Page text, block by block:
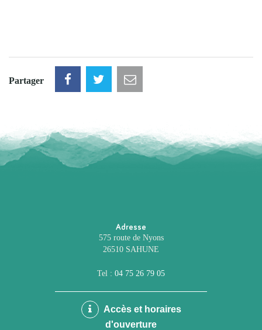
Partager
Adresse
575 route de Nyons
26510 SAHUNE
Tel : 04 75 26 79 05
Accès et horaires
d'ouverture